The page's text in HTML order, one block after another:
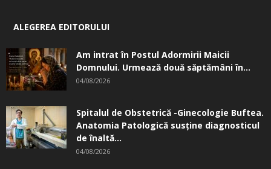
ALEGEREA EDITORULUI
Am intrat în Postul Adormirii Maicii
Domnului. Urmează două săptămâni în...
04/08/2026
Spitalul de Obstetrică -Ginecologie Buftea.
Anatomia Patologică susţine diagnosticul
de înaltă...
04/08/2026